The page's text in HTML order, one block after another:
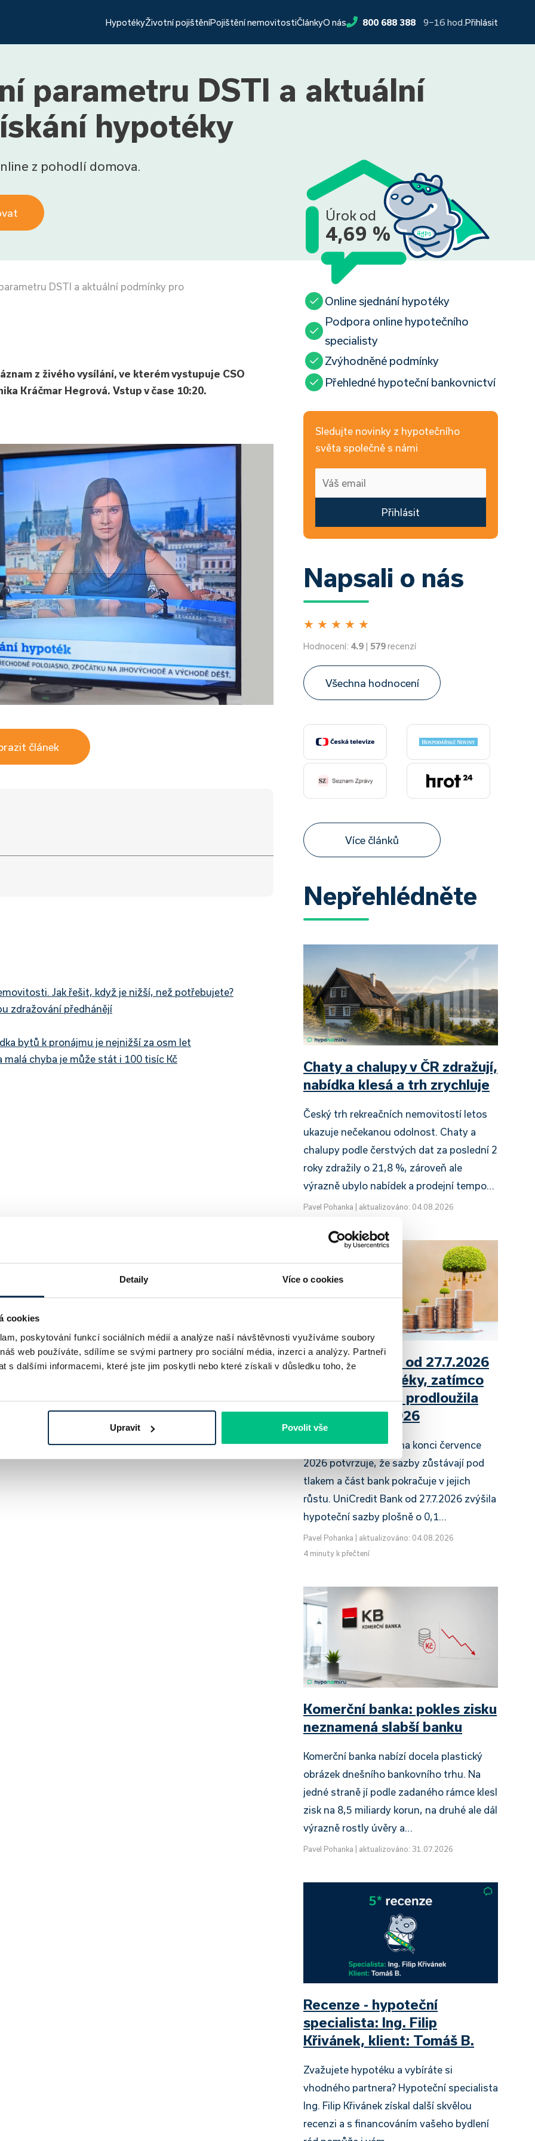
Detaily Více o cookies
cookies
poskytování funkcí sociálních médií a analýze naší návštěvnosti využíváme soubory
web používáte, sdílíme se svými partnery pro sociální média, inzerci a analýzy. Partneři
s dalšími informacemi, které jste jim poskytli nebo které získali v důsledku toho, že
Upravit Povolit vše
HypotékyŽivotní pojištěníPojištění nemovitostiČlánkyO nás 800 688 388 9−16 hod. Přihlásit
parametru DSTI a aktuální
hypotéky
z pohodlí domova.
Úrok od
4,69 %
DSTI a aktuální podmínky pro
z živého vysílání, ve kterém vystupuje CSO
Kráčmar Hegrová. Vstup v čase 10:20.
článek
Jak řešit, když je nižší, než potřebujete?
zdražování předhánějí
bytů k pronájmu je nejnižší za osm let
chyba je může stát i 100 tisíc Kč
Online sjednání hypotéky
Podpora online hypotečního
specialisty
Zvýhodněné podmínky
Přehledné hypoteční bankovnictví
Sledujte novinky z hypotečního
světa společně s námi
Přihlásit
Napsali o nás
★ ★ ★ ★ ★
Hodnocení: 4.9 | 579recenzí
Všechna hodnocení
Více článků
Nepřehlédněte
Chaty a chalupy v ČR zdražují,
nabídka klesá a trh zrychluje
Český trh rekreačních nemovitostí letos
ukazuje nečekanou odolnost. Chaty a
chalupy podle čerstvých dat za poslední 2
roky zdražily o 21,8 %, zároveň ale
výrazně ubylo nabídek a prodejní tempo…
Pavel Pohanka aktualizováno: 04.08.2026
UniCredit Bank od 27.7.2026
zdražuje hypotéky, zatímco
Raiffeisenbank prodloužila
slevu do 6.9.2026
Český hypoteční trh na konci července
2026 potvrzuje, že sazby zůstávají pod
tlakem a část bank pokračuje v jejich
růstu. UniCredit Bank od 27.7.2026 zvýšila
hypoteční sazby plošně o 0,1…
Pavel Pohanka
aktualizováno: 04.08.2026
4 minuty k přečtení
Komerční banka: pokles zisku
neznamená slabší banku
Komerční banka nabízí docela plastický
obrázek dnešního bankovního trhu. Na
jedné straně jí podle zadaného rámce klesl
zisk na 8,5 miliardy korun, na druhé ale dál
výrazně rostly úvěry a…
Pavel Pohanka aktualizováno: 31.07.2026
Recenze - hypoteční
specialista: Ing. Filip
Křivánek, klient: Tomáš B.
Zvažujete hypotéku a vybíráte si
vhodného partnera? Hypoteční specialista
Ing. Filip Křivánek získal další skvělou
recenzi a s financováním vašeho bydlení